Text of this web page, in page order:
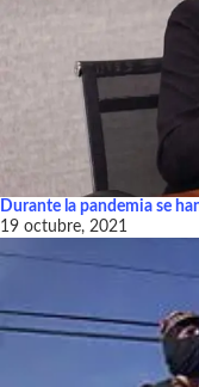
Durante la pandemia se
19 octubre, 2021